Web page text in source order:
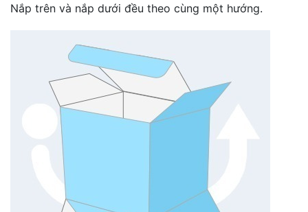
Nắp trên và nắp dưới đều theo cùng một hướng.